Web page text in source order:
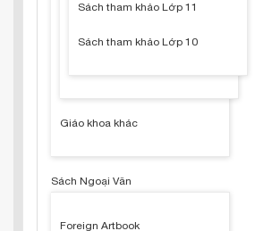
Sách tham khảo Lớp 11
Sách tham khảo Lớp 10
Giáo khoa khác
Sách Ngoại Văn
Foreign Artbook